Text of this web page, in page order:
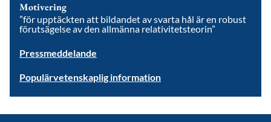
Motivering
”för upptäckten att bildandet av svarta hål är en robust
förutsägelse av den allmänna relativitetsteorin”
Pressmeddelande
Populärvetenskaplig information